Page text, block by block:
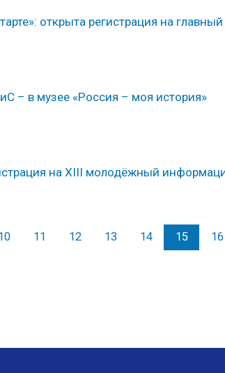
открыта регистрация на
– в музее «Россия – моя история»
на XIII молодёжный
11 12 13 14 15 16